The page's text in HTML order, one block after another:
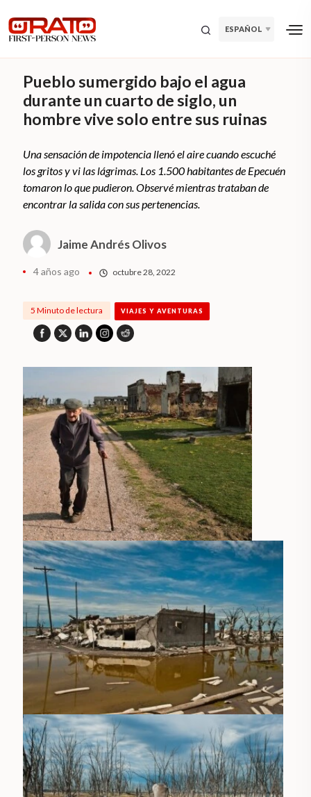
ESPAÑOL
Pueblo sumergido bajo el agua
durante un cuarto de siglo, un
hombre vive solo entre sus ruinas
Una sensación de impotencia llenó el aire cuando escuché
los gritos y vi las lágrimas. Los 1.500 habitantes de Epecuén
tomaron lo que pudieron. Observé mientras trataban de
encontrar la salida con sus pertenencias.
Jaime Andrés Olivos
4 años ago octubre 28, 2022
5 Minuto de lectura VIAJES Y AVENTURAS